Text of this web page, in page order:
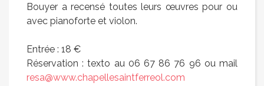
Bouyer a recensé toutes leurs œuvres pour ou
avec pianoforte et violon.
Entrée : 18 €
Réservation : texto au 06 67 86 76 96 ou mail
resa@www.chapellesaintferreol.com